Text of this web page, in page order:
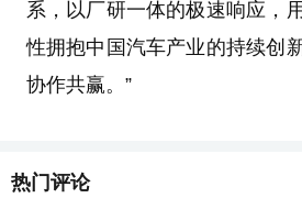
系，以厂研一体的极速响应，
性拥抱中国汽车产业的持续创
协作共赢。”
热门评论